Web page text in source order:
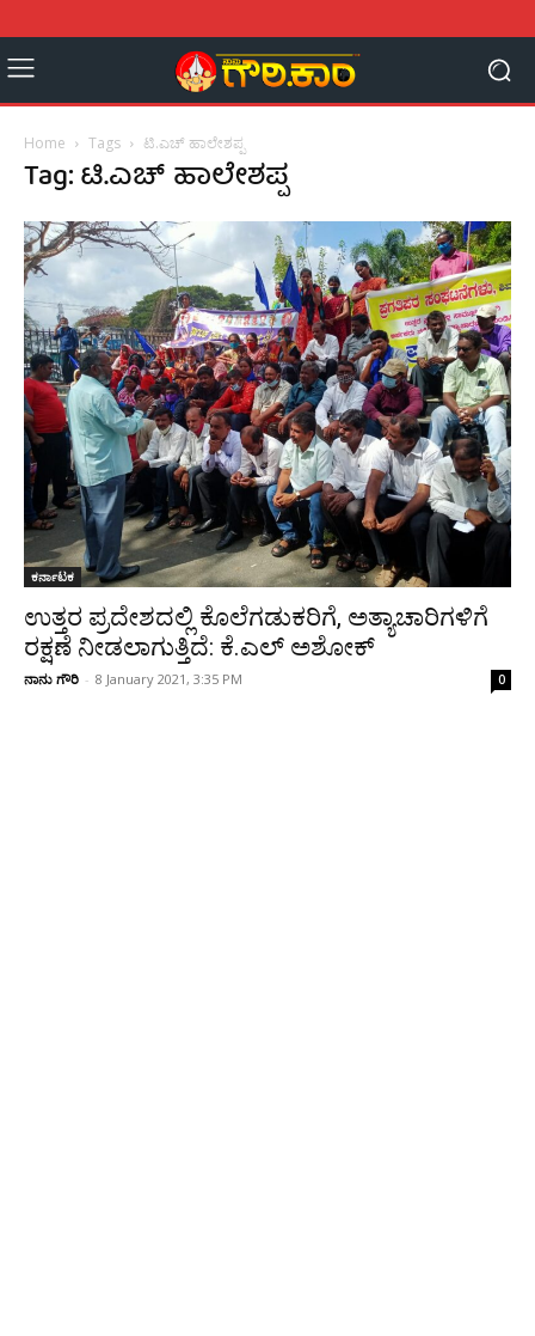
Home Tags ಟಿ.ಎಚ್ ಹಾಲೇಶಪ್ಪ
Tag: ಟಿ.ಎಚ್ ಹಾಲೇಶಪ್ಪ
ಕರ್ನಾಟಕ
ಉತ್ತರ ಪ್ರದೇಶದಲ್ಲಿ ಕೊಲೆಗಡುಕರಿಗೆ, ಅತ್ಯಾಚಾರಿಗಳಿಗೆ
ರಕ್ಷಣೆ ನೀಡಲಾಗುತ್ತಿದೆ: ಕೆ.ಎಲ್ ಅಶೋಕ್
ನಾನು ಗೌರಿ - 8 January 2021, 3:35 PM 0